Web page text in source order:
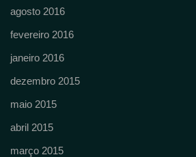
agosto 2016
fevereiro 2016
janeiro 2016
dezembro 2015
maio 2015
abril 2015
março 2015